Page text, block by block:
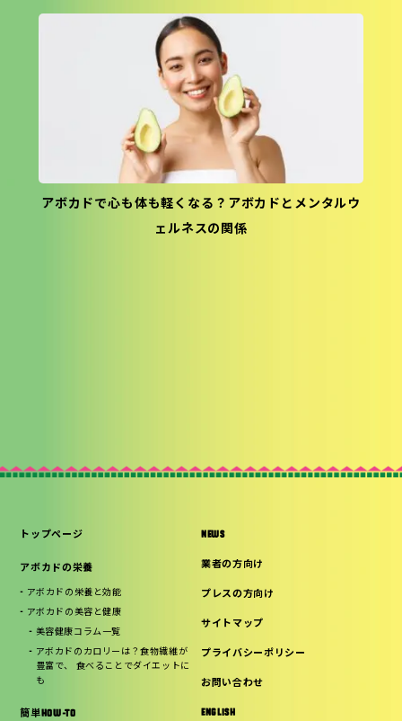
アボカドで心も体も軽くなる？アボカドとメンタルウ
ェルネスの関係
トップページ
アボカドの栄養
アボカドの栄養と効能
アボカドの美容と健康
美容健康コラム一覧
アボカドのカロリーは？食物繊維が
豊富で、 食べることでダイエットに
も
簡単HOW-TO
NEWS
業者の方向け
プレスの方向け
サイトマップ
プライバシーポリシー
お問い合わせ
ENGLISH